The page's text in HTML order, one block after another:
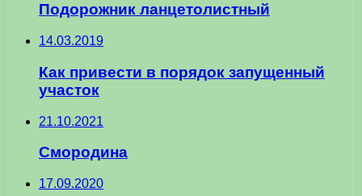
Подорожник ланцетолистный
14.03.2019
Как привести в порядок запущенный
участок
21.10.2021
Смородина
17.09.2020